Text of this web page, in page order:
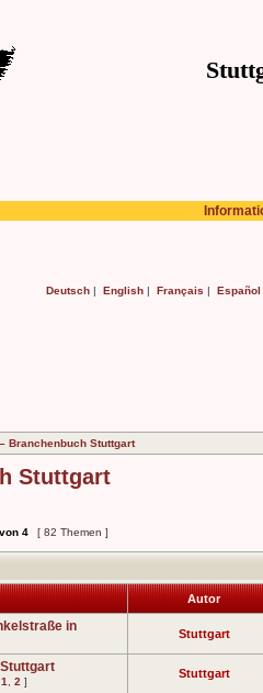
Deutsch | English | Français | Español
Branchenbuch Stuttgart
Stuttgart
von 4 [ 82 Themen ]
Autor
in
Stuttgart
1 2 ]
Stuttgart